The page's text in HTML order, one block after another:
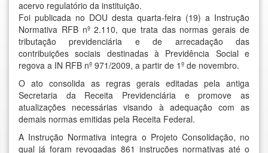
acervo regulatório da instituição.
Foi publicada no DOU desta quarta-feira (19) a Instrução
Normativa RFB nº 2.110, que trata das normas gerais de
tributação previdenciária e de arrecadação das
contribuições sociais destinadas à Previdência Social e
regova a IN RFB nº 971/2009, a partir de 1º de novembro.
O ato consolida as regras gerais editadas pela antiga
Secretaria da Receita Previdenciária e promove as
atualizações necessárias visando à adequação com as
demais normas emitidas pela Receita Federal.
A Instrução Normativa integra o Projeto Consolidação, no
qual já foram revogadas 861 instruções normativas até o